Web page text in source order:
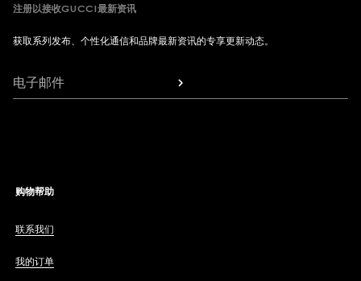
注册以接收GUCCI最新资讯
获取系列发布、个性化通信和品牌最新资讯的专享更新动态。
电子邮件
购物帮助
联系我们
我的订单